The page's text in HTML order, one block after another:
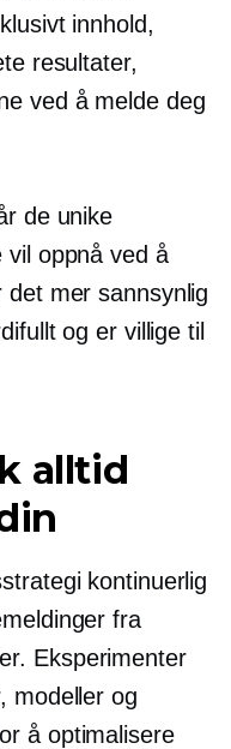
innhold,
resultater,
ved å melde deg
de unike
vil oppnå ved å
mer sannsynlig
og er villige til
alltid
kontinuerlig
fra
Eksperimenter
modeller og
å optimalisere